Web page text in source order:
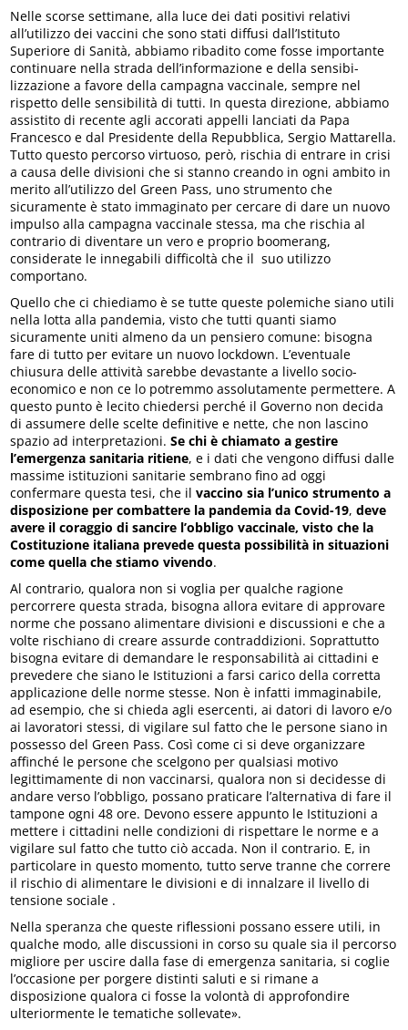
Nelle scorse settimane, alla luce dei dati positivi relativi
all’utilizzo dei vaccini che sono stati diffusi dall’Istituto
Superiore di Sanità, abbiamo ribadito come fosse importante
continuare nella strada dell’informazione e della sensibi-
lizzazione a favore della campagna vaccinale, sempre nel
rispetto delle sensibilità di tutti. In questa direzione, abbiamo
assistito di recente agli accorati appelli lanciati da Papa
Francesco e dal Presidente della Repubblica, Sergio Mattarella.
Tutto questo percorso virtuoso, però, rischia di entrare in crisi
a causa delle divisioni che si stanno creando in ogni ambito in
merito all’utilizzo del Green Pass, uno strumento che
sicuramente è stato immaginato per cercare di dare un nuovo
impulso alla campagna vaccinale stessa, ma che rischia al
contrario di diventare un vero e proprio boomerang,
considerate le innegabili difficoltà che il suo utilizzo
comportano.
Quello che ci chiediamo è se tutte queste polemiche siano utili
nella lotta alla pandemia, visto che tutti quanti siamo
sicuramente uniti almeno da un pensiero comune: bisogna
fare di tutto per evitare un nuovo lockdown. L’eventuale
chiusura delle attività sarebbe devastante a livello socio-
economico e non ce lo potremmo assolutamente permettere. A
questo punto è lecito chiedersi perché il Governo non decida
di assumere delle scelte definitive e nette, che non lascino
spazio ad interpretazioni.Se chi è chiamato a gestire
l’emergenza sanitaria ritiene, e i dati che vengono diffusi dalle
massime istituzioni sanitarie sembrano fino ad oggi
confermare questa tesi, che ilvaccino sia l’unico strumento a
disposizione per combattere la pandemia da Covid-19,deve
avere il coraggio di sancire l’obbligo vaccinale, visto che la
Costituzione italiana prevede questa possibilità in situazioni
come quella che stiamo vivendo.
Al contrario, qualora non si voglia per qualche ragione
percorrere questa strada, bisogna allora evitare di approvare
norme che possano alimentare divisioni e discussioni e che a
volte rischiano di creare assurde contraddizioni. Soprattutto
bisogna evitare di demandare le responsabilità ai cittadini e
prevedere che siano le Istituzioni a farsi carico della corretta
applicazione delle norme stesse. Non è infatti immaginabile,
ad esempio, che si chieda agli esercenti, ai datori di lavoro e/o
ai lavoratori stessi, di vigilare sul fatto che le persone siano in
possesso del Green Pass. Così come ci si deve organizzare
affinché le persone che scelgono per qualsiasi motivo
legittimamente di non vaccinarsi, qualora non si decidesse di
andare verso l’obbligo, possano praticare l’alternativa di fare il
tampone ogni 48 ore. Devono essere appunto le Istituzioni a
mettere i cittadini nelle condizioni di rispettare le norme e a
vigilare sul fatto che tutto ciò accada. Non il contrario. E, in
particolare in questo momento, tutto serve tranne che correre
il rischio di alimentare le divisioni e di innalzare il livello di
tensione sociale .
Nella speranza che queste riflessioni possano essere utili, in
qualche modo, alle discussioni in corso su quale sia il percorso
migliore per uscire dalla fase di emergenza sanitaria, si coglie
l’occasione per porgere distinti saluti e si rimane a
disposizione qualora ci fosse la volontà di approfondire
ulteriormente le tematiche sollevate».